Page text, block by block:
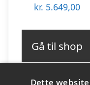
kr. 5.649,00
Gå til shop
Dette